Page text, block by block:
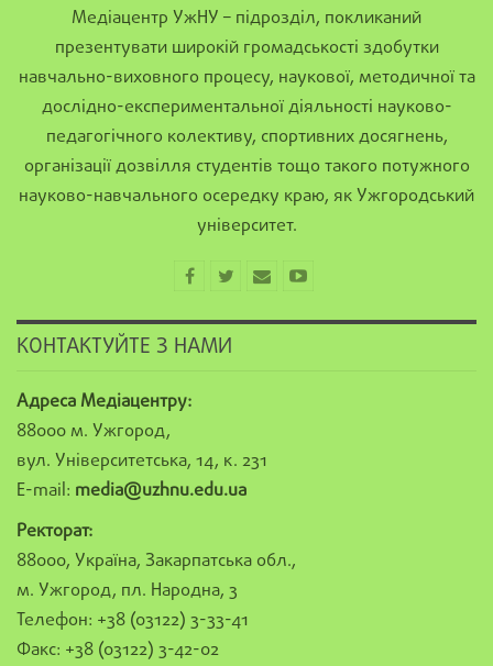
Медіацентр УжНУ – підрозділ, покликаний
презентувати широкій громадськості здобутки
навчально-виховного процесу, наукової, методичної та
дослідно-експериментальної діяльності науково-
педагогічного колективу, спортивних досягнень,
організації дозвілля студентів тощо такого потужного
науково-навчального осередку краю, як Ужгородський
університет.
КОНТАКТУЙТЕ З НАМИ
Адреса Медіацентру:
88000 м. Ужгород,
вул. Університетська, 14, к. 231
E-mail: media@uzhnu.edu.ua
Ректорат:
88000, Україна, Закарпатська обл.,
м. Ужгород, пл. Народна, 3
Телефон: +38 (03122) 3-33-41
Факс: +38 (03122) 3-42-02